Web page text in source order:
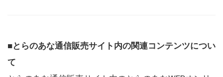
■とらのあな通信販売サイト内の関連コンテンツについ
て